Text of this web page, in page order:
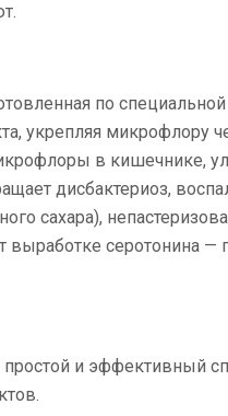
по специальной
укрепляя микрофлору
в кишечнике,
дисбактериоз,
сахара),
серотонина —
и эффективный